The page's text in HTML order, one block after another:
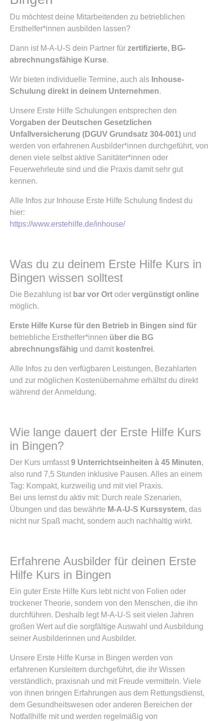
Du möchtest deine Mitarbeitenden zu betrieblichen
Ersthelfer*innen ausbilden lassen?
Dann ist M-A-U-S dein Partner für zertifizierte, BG-
abrechnungsfähige Kurse.
Wir bieten individuelle Termine, auch als Inhouse-
Schulung direkt in deinem Unternehmen.
Unsere Erste Hilfe Schulungen entsprechen den
Vorgaben der Deutschen Gesetzlichen
Unfallversicherung (DGUV Grundsatz 304-001) und
werden von erfahrenen Ausbilder*innen durchgeführt, von
denen viele selbst aktive Sanitäter*innen oder
Feuerwehrleute sind und die Praxis damit sehr gut
kennen.
Alle Infos zur Inhouse Erste Hilfe Schulung findest du
hier:
https://www.erstehilfe.de/inhouse/
Was du zu deinem Erste Hilfe Kurs in
Bingen wissen solltest
Die Bezahlung ist bar vor Ort oder vergünstigt online
möglich.
Erste Hilfe Kurse für den Betrieb in Bingen sind für
betriebliche Ersthelfer*innen über die BG
abrechnungsfähig und damit kostenfrei.
Alle Infos zu den verfügbaren Leistungen, Bezahlarten
und zur möglichen Kostenübernahme erhältst du direkt
während der Anmeldung.
Wie lange dauert der Erste Hilfe Kurs
in Bingen?
Der Kurs umfasst 9 Unterrichtseinheiten à 45 Minuten,
also rund 7,5 Stunden inklusive Pausen. Alles an einem
Tag: Kompakt, kurzweilig und mit viel Praxis.
Bei uns lernst du aktiv mit: Durch reale Szenarien,
Übungen und das bewährte M-A-U-S Kurssystem, das
nicht nur Spaß macht, sondern auch nachhaltig wirkt.
Erfahrene Ausbilder für deinen Erste
Hilfe Kurs in Bingen
Ein guter Erste Hilfe Kurs lebt nicht von Folien oder
trockener Theorie, sondern von den Menschen, die ihn
durchführen. Deshalb legt M-A-U-S seit vielen Jahren
großen Wert auf die sorgfältige Auswahl und Ausbildung
seiner Ausbilderinnen und Ausbilder.
Unsere Erste Hilfe Kurse in Bingen werden von
erfahrenen Kursleitern durchgeführt, die ihr Wissen
verständlich, praxisnah und mit Freude vermitteln. Viele
von ihnen bringen Erfahrungen aus dem Rettungsdienst,
dem Gesundheitswesen oder anderen Bereichen der
Notfallhilfe mit und werden regelmäßig von